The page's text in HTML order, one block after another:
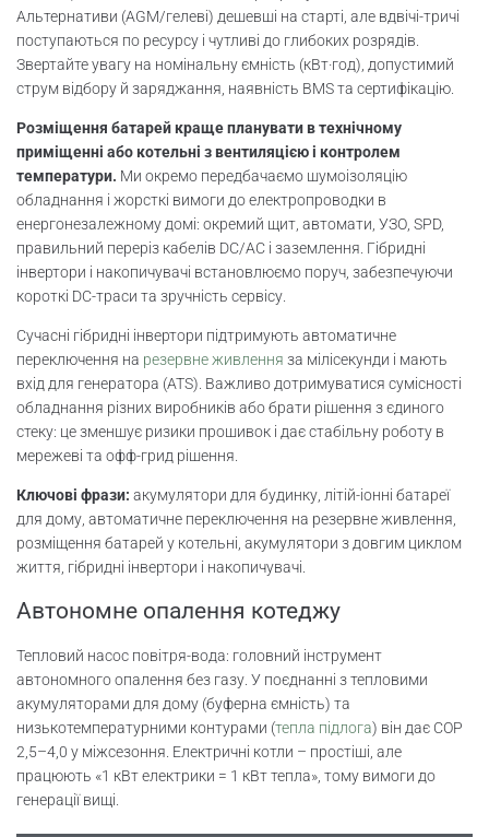
Альтернативи (AGM/гелеві) дешевші на старті, але вдвічі-тричі
поступаються по ресурсу і чутливі до глибоких розрядів.
Звертайте увагу на номінальну ємність (кВт·год), допустимий
струм відбору й заряджання, наявність BMS та сертифікацію.
Розміщення батарей краще планувати в технічному
приміщенні або котельні з вентиляцією і контролем
температури. Ми окремо передбачаємо шумоізоляцію
обладнання і жорсткі вимоги до електропроводки в
енергонезалежному домі: окремий щит, автомати, УЗО, SPD,
правильний переріз кабелів DC/AC і заземлення. Гібридні
інвертори і накопичувачі встановлюємо поруч, забезпечуючи
короткі DC-траси та зручність сервісу.
Сучасні гібридні інвертори підтримують автоматичне
переключення на резервне живлення за мілісекунди і мають
вхід для генератора (ATS). Важливо дотримуватися сумісності
обладнання різних виробників або брати рішення з єдиного
стеку: це зменшує ризики прошивок і дає стабільну роботу в
мережеві та офф-грид рішення.
Ключові фрази: акумулятори для будинку, літій-іонні батареї
для дому, автоматичне переключення на резервне живлення,
розміщення батарей у котельні, акумулятори з довгим циклом
життя, гібридні інвертори і накопичувачі.
Автономне опалення котеджу
Тепловий насос повітря-вода: головний інструмент
автономного опалення без газу. У поєднанні з тепловими
акумуляторами для дому (буферна ємність) та
низькотемпературними контурами (тепла підлога) він дає COP
2,5–4,0 у міжсезоння. Електричні котли – простіші, але
працюють «1 кВт електрики = 1 кВт тепла», тому вимоги до
генерації вищі.